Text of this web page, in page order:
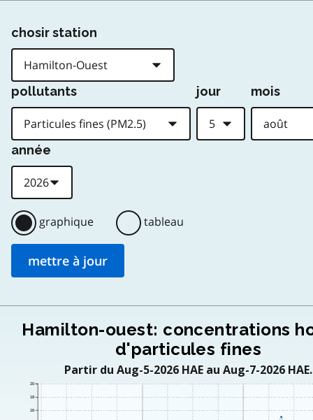
chosir station
pollutants jour mois
année
graphique tableau
Hamilton-ouest: concentrations
d'particules fines
Partir du Aug-5-2026 HAE au Aug-7-2026 HAE.
16
18
20